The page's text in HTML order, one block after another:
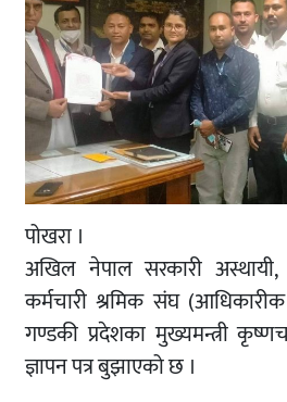
पोखरा ।
अखिल नेपाल सरकारी अस्थायी,
कर्मचारी श्रमिक संघ
गण्डकी प्रदेशका मुख्यमन्त्री
ज्ञापन पत्र बुझाएको छ ।